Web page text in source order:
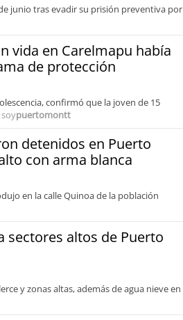
junio tras evadir su prisión preventiva por
vida en Carelmapu había
de protección
confirmó que la joven de 15
soypuertomontt
detenidos en Puerto
con arma blanca
en la calle Quinoa de la población
sectores altos de Puerto
y zonas altas, además de agua nieve en